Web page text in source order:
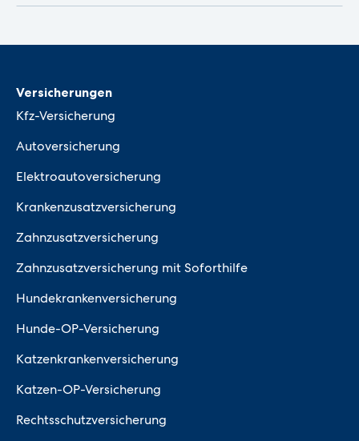
Versicherungen
Kfz-Versicherung
Autoversicherung
Elektroautoversicherung
Krankenzusatzversicherung
Zahnzusatzversicherung
Zahnzusatzversicherung mit Soforthilfe
Hundekrankenversicherung
Hunde-OP-Versicherung
Katzenkrankenversicherung
Katzen-OP-Versicherung
Rechtsschutzversicherung